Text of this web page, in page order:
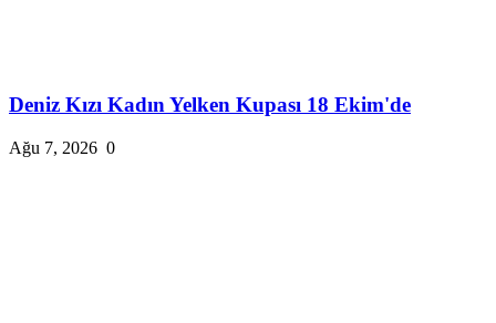
Deniz Kızı Kadın Yelken Kupası 18 Ekim'de
Ağu 7, 2026 0